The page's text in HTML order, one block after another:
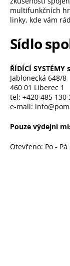
multifunkčních
linky, kde vám
Sídlo
ŘÍDÍCÍ
Jablonecká 648/8
460 01 Liberec 1
tel: +420 485 130
e-mail:
Pouze výdejní
Otevřeno: Po -